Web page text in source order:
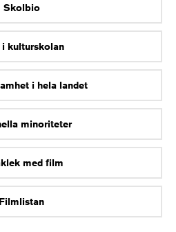
Skolbio
kulturskolan
i hela landet
minoriteter
med film
Filmlistan